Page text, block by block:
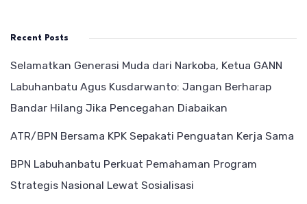
Recent Posts
Selamatkan Generasi Muda dari Narkoba, Ketua GANN
Labuhanbatu Agus Kusdarwanto: Jangan Berharap
Bandar Hilang Jika Pencegahan Diabaikan
ATR/BPN Bersama KPK Sepakati Penguatan Kerja Sama
BPN Labuhanbatu Perkuat Pemahaman Program
Strategis Nasional Lewat Sosialisasi